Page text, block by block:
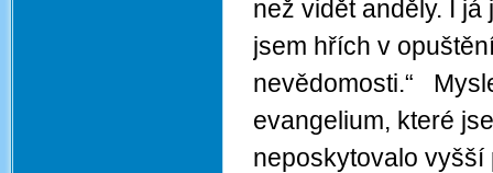
než vidět anděly. I
jsem hřích v
nevědomosti.“
evangelium, které
neposkytovalo vyšší